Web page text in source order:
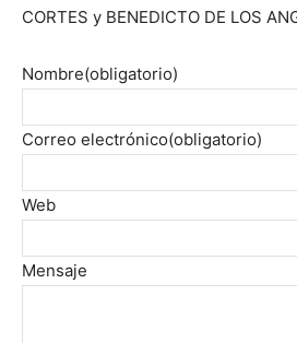
CORTES y BENEDICTO DE LOS
Nombre(obligatorio)
Correo electrónico(obligatorio)
Web
Mensaje